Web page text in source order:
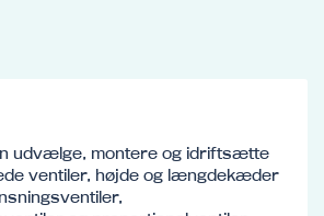
udvælge, montere og idriftsætte
ventiler, højde og længdekæder